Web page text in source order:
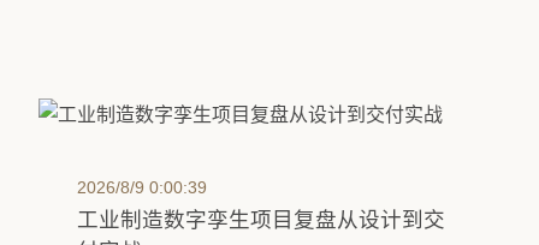
2026/8/9 0:00:39
工业制造数字孪生项目复盘从设计到交